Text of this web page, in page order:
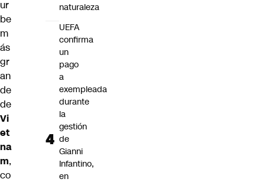
ur
be
m
ás
gr
an
de
de
Vi
et
na
m,
co
naturaleza
UEFA
confirma
un
pago
a
exempleada
durante
la
gestión
de
Gianni
Infantino,
en